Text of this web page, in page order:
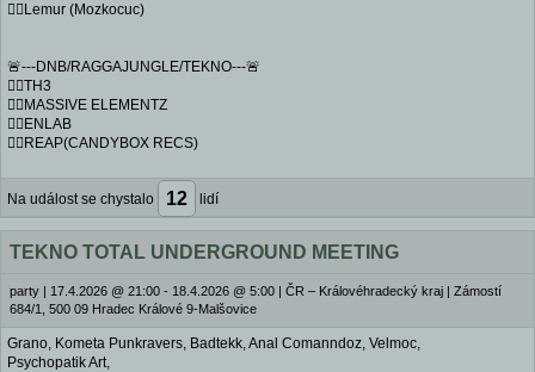
🏴‍☠️Lemur (Mozkocuc)
🚨---DNB/RAGGAJUNGLE/TEKNO---🚨
🏴‍☠️TH3
🏴‍☠️MASSIVE ELEMENTZ
🏴‍☠️ENLAB
🏴‍☠️REAP(CANDYBOX RECS)
Na událost se chystalo 12 lidí
TEKNO TOTAL UNDERGROUND MEETING
party | 17.4.2026 @ 21:00 - 18.4.2026 @ 5:00 | ČR – Královéhradecký kraj | Zámostí
684/1, 500 09 Hradec Králové 9-Malšovice
Grano, Kometa Punkravers, Badtekk, Anal Comanndoz, Velmoc,
Psychopatik Art,